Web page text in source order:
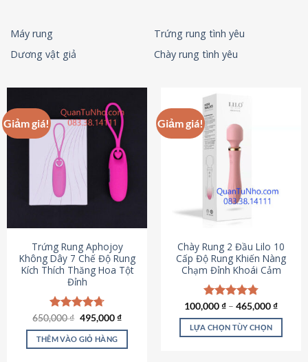
Máy rung
Trứng rung tình yêu
Dương vật giả
Chày rung tình yêu
Giảm giá!
Trứng Rung Aphojoy
Không Dây 7 Chế Độ Rung
Kích Thích Thăng Hoa Tột
Đỉnh
Được xếp
hạng4.72
5 sao
650,000₫ Giá
là:
650,000 ₫.
495,000₫Giá
tại
495,000 ₫.
THÊM VÀO GIỎ HÀNG
Giảm giá!
Chày Rung 2 Đầu Lilo 10
Cấp Độ Rung Khiến Nàng
Chạm Đỉnh Khoái Cảm
Được xếp
hạng4.80
5 sao
100,000₫ – 465,000₫
LỰA CHỌN TÙY CHỌN